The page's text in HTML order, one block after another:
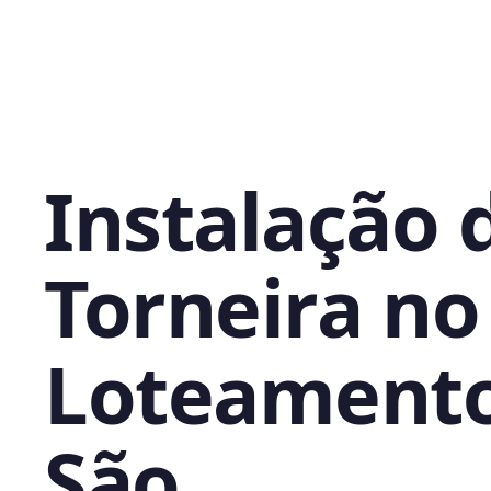
Instalação
Torneira no